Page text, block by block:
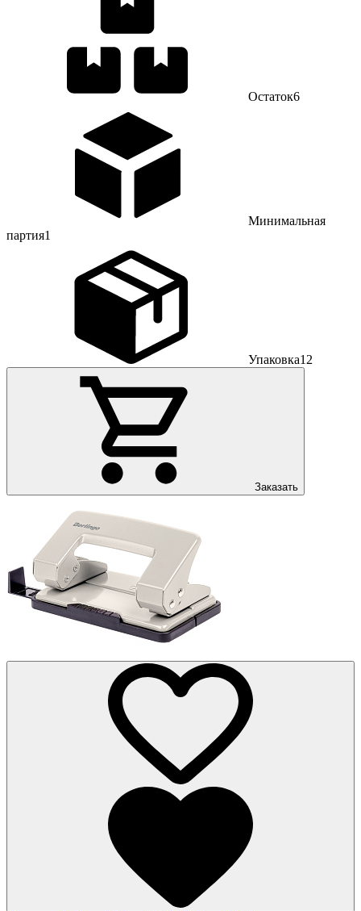
Остаток6
Минимальная
партия1
Упаковка12
Заказать